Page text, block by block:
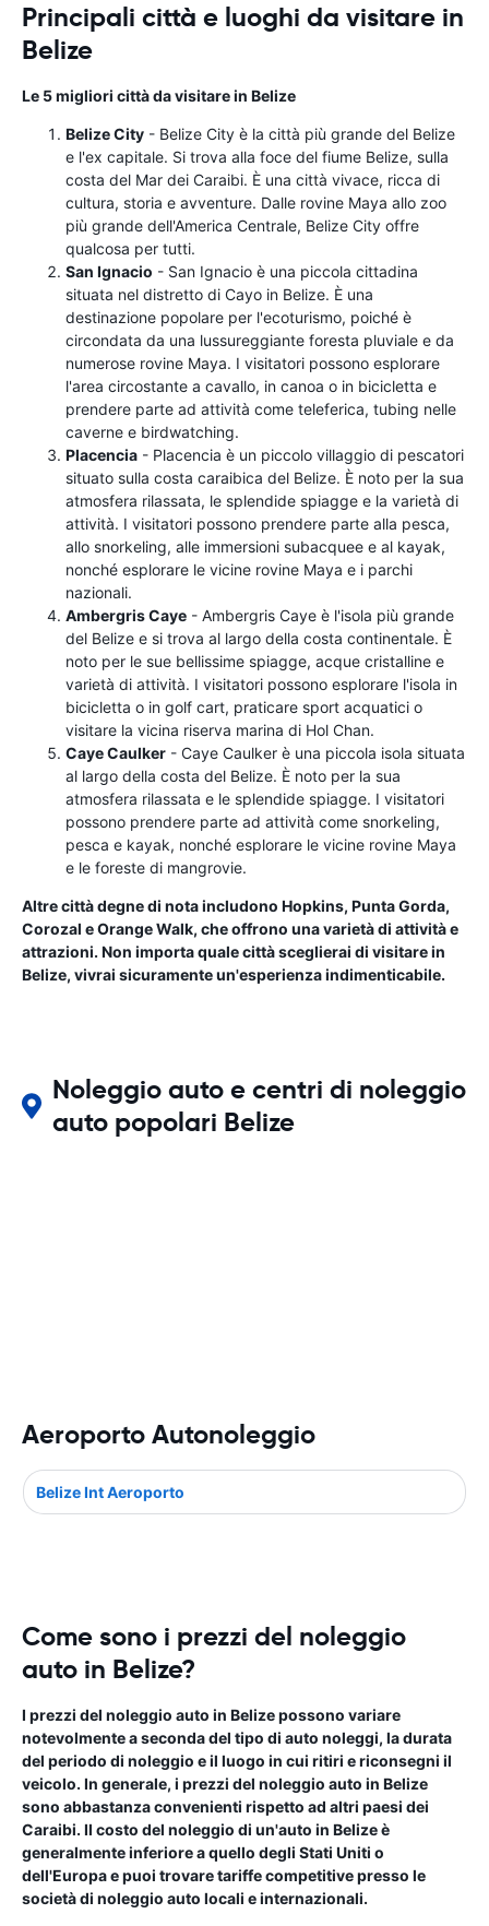
Principali città e luoghi da visitare in
Belize
Le 5 migliori città da visitare in Belize
Belize City - Belize City è la città più grande del Belize
e l'ex capitale. Si trova alla foce del fiume Belize, sulla
costa del Mar dei Caraibi. È una città vivace, ricca di
cultura, storia e avventure. Dalle rovine Maya allo zoo
più grande dell'America Centrale, Belize City offre
qualcosa per tutti.
San Ignacio - San Ignacio è una piccola cittadina
situata nel distretto di Cayo in Belize. È una
destinazione popolare per l'ecoturismo, poiché è
circondata da una lussureggiante foresta pluviale e da
numerose rovine Maya. I visitatori possono esplorare
l'area circostante a cavallo, in canoa o in bicicletta e
prendere parte ad attività come teleferica, tubing nelle
caverne e birdwatching.
Placencia - Placencia è un piccolo villaggio di pescatori
situato sulla costa caraibica del Belize. È noto per la sua
atmosfera rilassata, le splendide spiagge e la varietà di
attività. I visitatori possono prendere parte alla pesca,
allo snorkeling, alle immersioni subacquee e al kayak,
nonché esplorare le vicine rovine Maya e i parchi
nazionali.
Ambergris Caye - Ambergris Caye è l'isola più grande
del Belize e si trova al largo della costa continentale. È
noto per le sue bellissime spiagge, acque cristalline e
varietà di attività. I visitatori possono esplorare l'isola in
bicicletta o in golf cart, praticare sport acquatici o
visitare la vicina riserva marina di Hol Chan.
Caye Caulker - Caye Caulker è una piccola isola situata
al largo della costa del Belize. È noto per la sua
atmosfera rilassata e le splendide spiagge. I visitatori
possono prendere parte ad attività come snorkeling,
pesca e kayak, nonché esplorare le vicine rovine Maya
e le foreste di mangrovie.
Altre città degne di nota includono Hopkins, Punta Gorda,
Corozal e Orange Walk, che offrono una varietà di attività e
attrazioni. Non importa quale città sceglierai di visitare in
Belize, vivrai sicuramente un'esperienza indimenticabile.
Noleggio auto e centri di noleggio
auto popolari Belize
Aeroporto Autonoleggio
Belize Int Aeroporto
Come sono i prezzi del noleggio
auto in Belize?
I prezzi del noleggio auto in Belize possono variare
notevolmente a seconda del tipo di auto noleggi, la durata
del periodo di noleggio e il luogo in cui ritiri e riconsegni il
veicolo. In generale, i prezzi del noleggio auto in Belize
sono abbastanza convenienti rispetto ad altri paesi dei
Caraibi. Il costo del noleggio di un'auto in Belize è
generalmente inferiore a quello degli Stati Uniti o
dell'Europa e puoi trovare tariffe competitive presso le
società di noleggio auto locali e internazionali.